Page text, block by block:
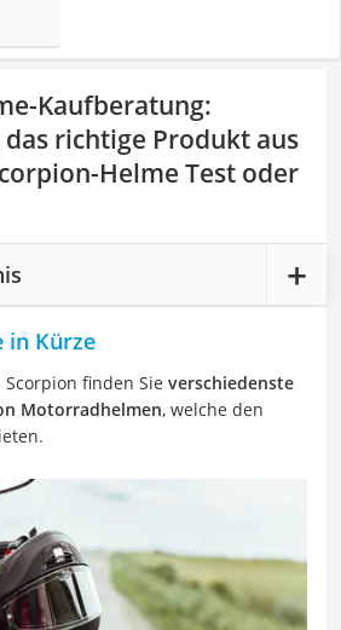
Kaufberatung:
das richtige Produkt aus
Helme Test oder
in Kürze
finden Sie verschiedenste
Motorradhelmen, welche den